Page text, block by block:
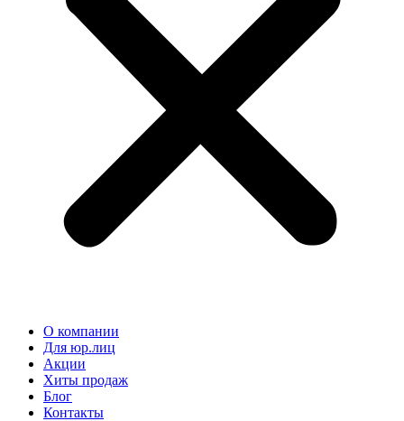
О компании
Для юр.лиц
Акции
Хиты продаж
Блог
Контакты